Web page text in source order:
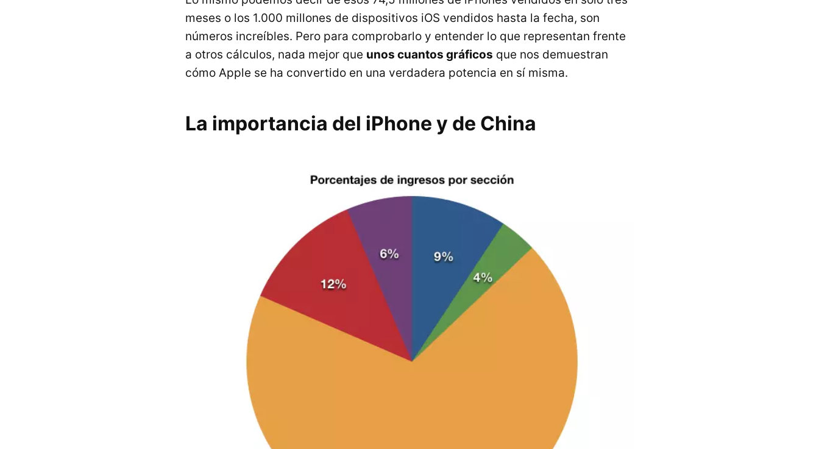
meses o los 1.000 millones de dispositivos iOS vendidos hasta la fecha, son
números increíbles. Pero para comprobarlo y entender lo que representan frente
a otros cálculos, nada mejor que unos cuantos gráficos que nos demuestran
cómo Apple se ha convertido en una verdadera potencia en sí misma.
La importancia del iPhone y de China